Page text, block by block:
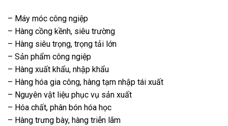
– Máy móc công ngiệp
– Hàng cồng kềnh, siêu trường
– Hàng siêu trọng, trọng tải lớn
– Sản phẩm công ngiệp
– Hàng xuất khẩu, nhập khẩu
– Hàng hóa gia công, hàng tạm nhập tái xuất
– Nguyên vật liệu phục vụ sản xuất
– Hóa chất, phân bón hóa học
– Hàng trưng bày, hàng triễn lãm